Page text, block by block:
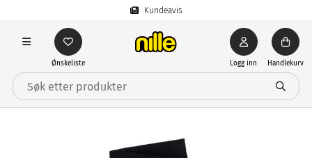
Kundeavis
Ønskeliste Logg inn Handlekurv